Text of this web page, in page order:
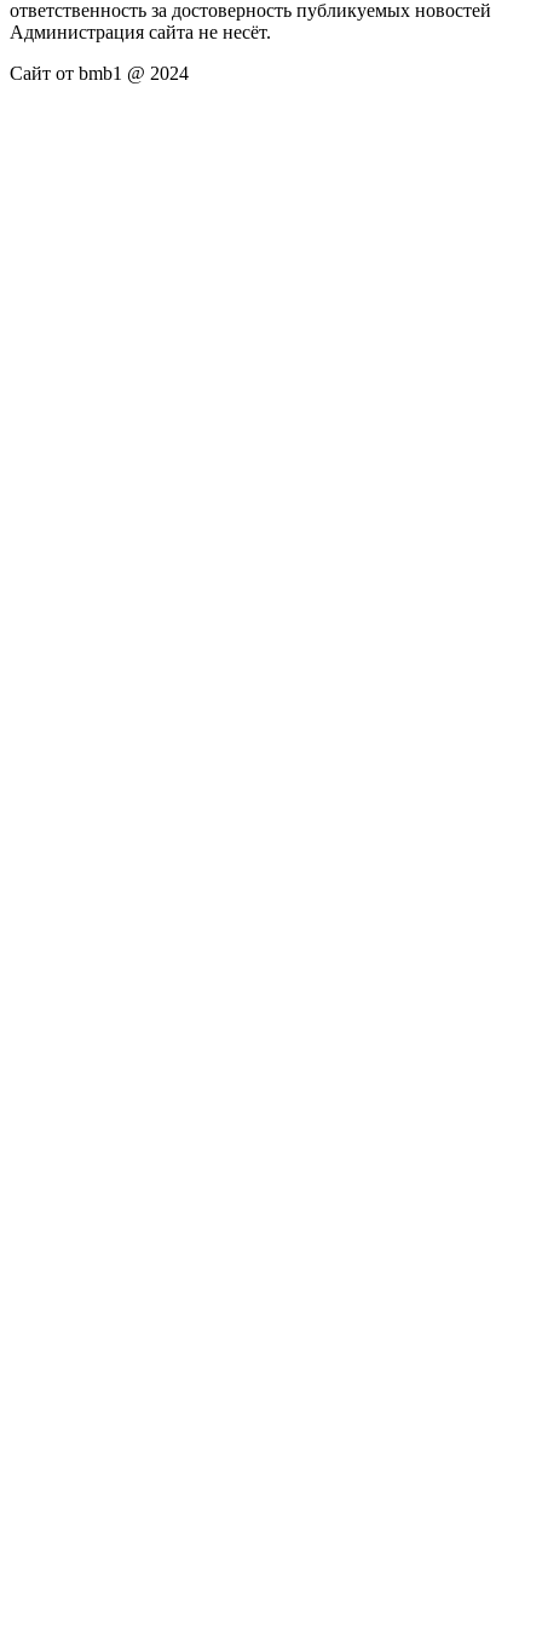
ответственность за достоверность публикуемых новостей
Администрация сайта не несёт.
Сайт от bmb1 @ 2024